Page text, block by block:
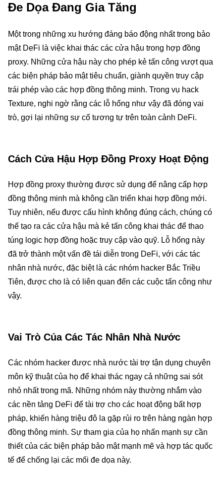
Đe Dọa Đang Gia Tăng
Một trong những xu hướng đáng báo động nhất trong bảo
mật DeFi là việc khai thác các cửa hậu trong hợp đồng
proxy. Những cửa hậu này cho phép kẻ tấn công vượt qua
các biện pháp bảo mật tiêu chuẩn, giành quyền truy cập
trái phép vào các hợp đồng thông minh. Trong vụ hack
Texture, nghi ngờ rằng các lỗ hổng như vậy đã đóng vai
trò, gợi lại những sự cố tương tự trên toàn cảnh DeFi.
Cách Cửa Hậu Hợp Đồng Proxy Hoạt Động
Hợp đồng proxy thường được sử dụng để nâng cấp hợp
đồng thông minh mà không cần triển khai hợp đồng mới.
Tuy nhiên, nếu được cấu hình không đúng cách, chúng có
thể tạo ra các cửa hậu mà kẻ tấn công khai thác để thao
túng logic hợp đồng hoặc truy cập vào quỹ. Lỗ hổng này
đã trở thành một vấn đề tái diễn trong DeFi, với các tác
nhân nhà nước, đặc biệt là các nhóm hacker Bắc Triều
Tiên, được cho là có liên quan đến các cuộc tấn công như
vậy.
Vai Trò Của Các Tác Nhân Nhà Nước
Các nhóm hacker được nhà nước tài trợ tận dụng chuyên
môn kỹ thuật của họ để khai thác ngay cả những sai sót
nhỏ nhất trong mã. Những nhóm này thường nhắm vào
các nền tảng DeFi để tài trợ cho các hoạt động bất hợp
pháp, khiến hàng triệu đô la gặp rủi ro trên hàng ngàn hợp
đồng thông minh. Sự tham gia của họ nhấn mạnh sự cần
thiết của các biện pháp bảo mật mạnh mẽ và hợp tác quốc
tế để chống lại các mối đe dọa này.